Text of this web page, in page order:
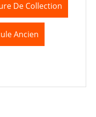
De Collection
Ancien